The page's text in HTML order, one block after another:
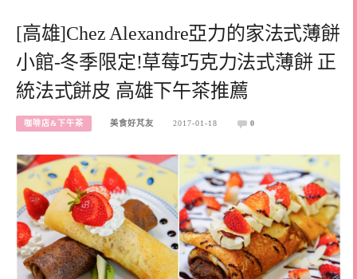
[高雄]Chez Alexandre亞力的家法式薄餅
小館-冬季限定!草莓巧克力法式薄餅 正
統法式餅皮 高雄下午茶推薦
咖啡店&下午茶 美食好芃友 2017-01-18 0